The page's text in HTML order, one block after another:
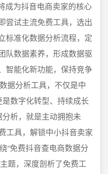
成为抖音电商卖家的核心
尝试主流免费工具，选出
标准化数据分析流程，定
队数据素养，形成数据驱
智能化新功能，保持竞争
据分析工具，不仅是中
是数字化转型、持续成长
分析，就是主动拥抱未
工具，解锁中小抖音卖家
“免费抖音查电商数据分
题，深度剖析了免费工